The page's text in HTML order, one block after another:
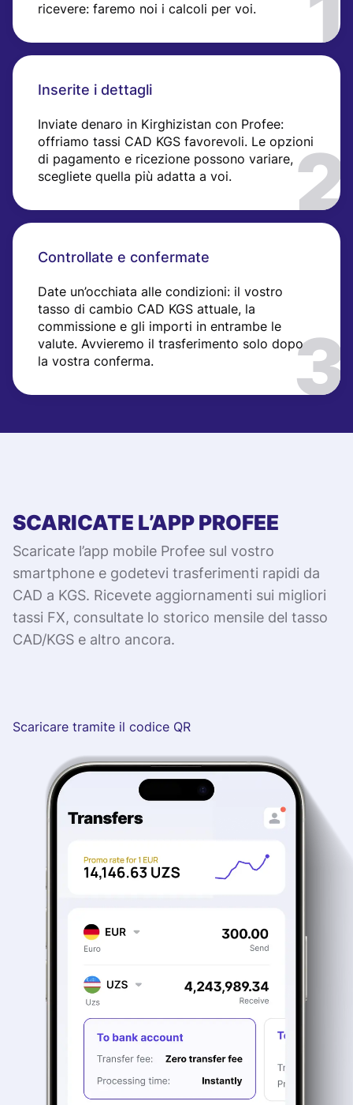
ricevere: faremo noi i calcoli per voi.
Inserite i dettagli
Inviate denaro in Kirghizistan con Profee:
offriamo tassi CAD KGS favorevoli. Le opzioni
di pagamento e ricezione possono variare,
scegliete quella più adatta a voi.
Controllate e confermate
Date un’occhiata alle condizioni: il vostro
tasso di cambio CAD KGS attuale, la
commissione e gli importi in entrambe le
valute. Avvieremo il trasferimento solo dopo
la vostra conferma.
SCARICATE L’APP PROFEE
Scaricate l’app mobile Profee sul vostro
smartphone e godetevi trasferimenti rapidi da
CAD a KGS. Ricevete aggiornamenti sui migliori
tassi FX, consultate lo storico mensile del tasso
CAD/KGS e altro ancora.
Scaricare tramite il codice QR